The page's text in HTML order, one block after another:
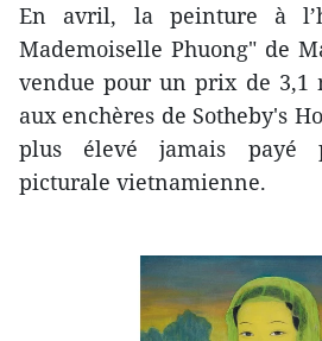
En avril, la peinture à
Mademoiselle Phuong" de
vendue pour un prix de 3,1
aux enchères de Sotheby's
plus élevé jamais payé
picturale vietnamienne.